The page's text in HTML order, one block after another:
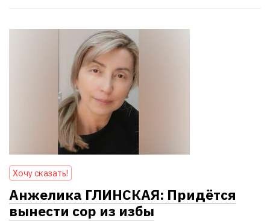
Хочу сказать!
Анжелика ГЛИНСКАЯ: Придётся
вынести сор из избы